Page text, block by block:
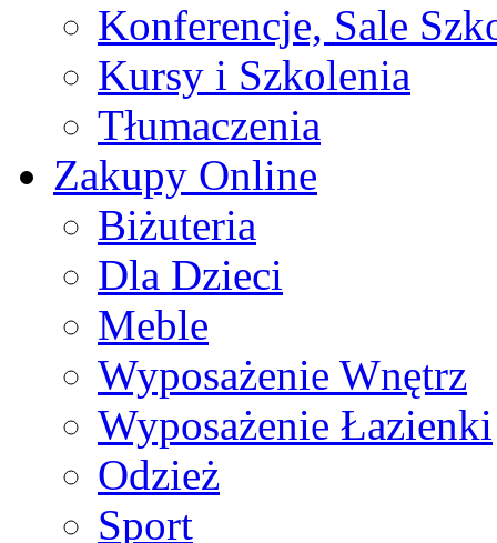
Konferencje, Sale
Kursy i Szkolenia
Tłumaczenia
Zakupy Online
Biżuteria
Dla Dzieci
Meble
Wyposażenie Wnętrz
Wyposażenie Łazienki
Odzież
Sport